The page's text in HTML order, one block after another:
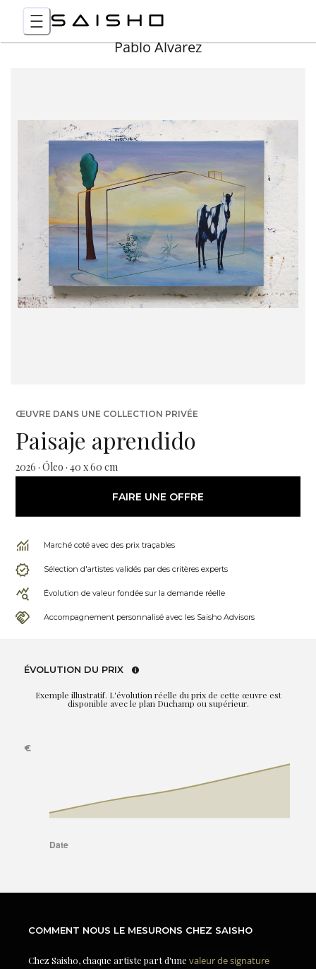
Pablo Álvarez
ŒUVRE DANS UNE COLLECTION PRIVÉE
Paisaje aprendido
2026 · Óleo · 40 x 60 cm
FAIRE UNE OFFRE
Marché coté avec des prix traçables
Sélection d'artistes validés par des critères experts
Évolution de valeur fondée sur la demande réelle
Accompagnement personnalisé avec les Saisho Advisors
ÉVOLUTION DU PRIX
Exemple illustratif. L'évolution réelle du prix de cette œuvre est
disponible avec le plan Duchamp ou supérieur.
COMMENT NOUS LE MESURONS CHEZ SAISHO
Chez Saisho, chaque artiste part d'une valeur de signature